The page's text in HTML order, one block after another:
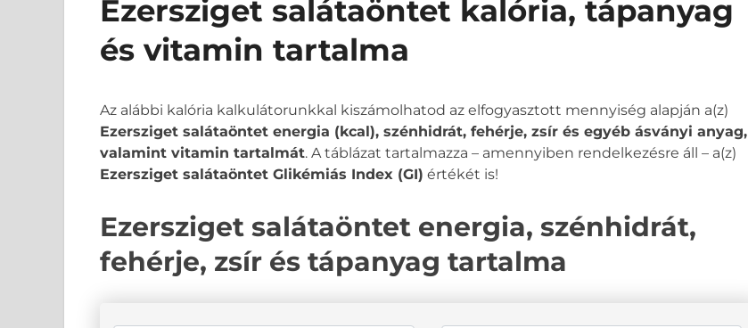
Ezersziget salátaöntet kalória, tápanyag
és vitamin tartalma
Az alábbi kalória kalkulátorunkkal kiszámolhatod az elfogyasztott mennyiség alapján a(z)
Ezersziget salátaöntet energia (kcal), szénhidrát, fehérje, zsír és egyéb ásványi anyag,
valamint vitamin tartalmát. A táblázat tartalmazza – amennyiben rendelkezésre áll – a(z)
Ezersziget salátaöntet Glikémiás Index (GI) értékét is!
Ezersziget salátaöntet energia, szénhidrát,
fehérje, zsír és tápanyag tartalma